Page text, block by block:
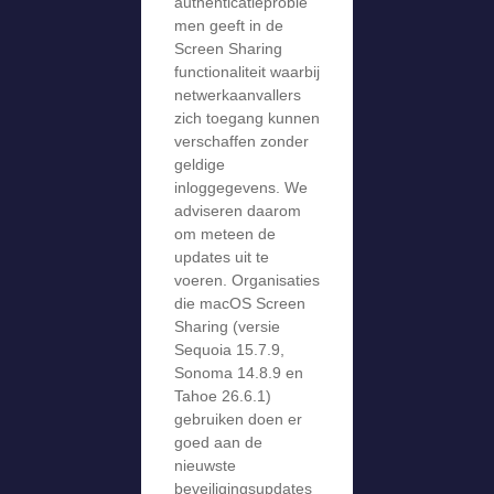
men geeft in de
Screen Sharing
functionaliteit waarbij
netwerkaanvallers
zich toegang kunnen
verschaffen zonder
geldige
inloggegevens. We
adviseren daarom
om meteen de
updates uit te
voeren. Organisaties
die macOS Screen
Sharing (versie
Sequoia 15.7.9,
Sonoma 14.8.9 en
Tahoe 26.6.1)
gebruiken doen er
goed aan de
nieuwste
beveiligingsupdates